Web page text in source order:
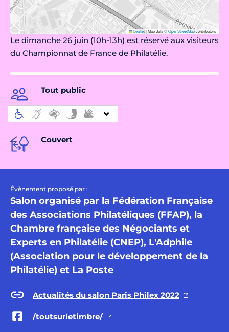
Leaflet|Map data ©OpenStreetMapcontributors
Le dimanche 26 juin (10h-13h) est réservé aux visiteurs
du Championnat de France de Philatélie.
Tout public
Couvert
Évènement proposé par :
Salon organisé par la Fédération Française
des Associations Philatéliques (FFAP), la
Chambre française des Négociants et
Experts en Philatélie (CNEP), L'Adphile
(Association pour le développement de la
Philatélie) et La Poste
Actualités du salon Paris Philex 2022
/toutsurletimbre/